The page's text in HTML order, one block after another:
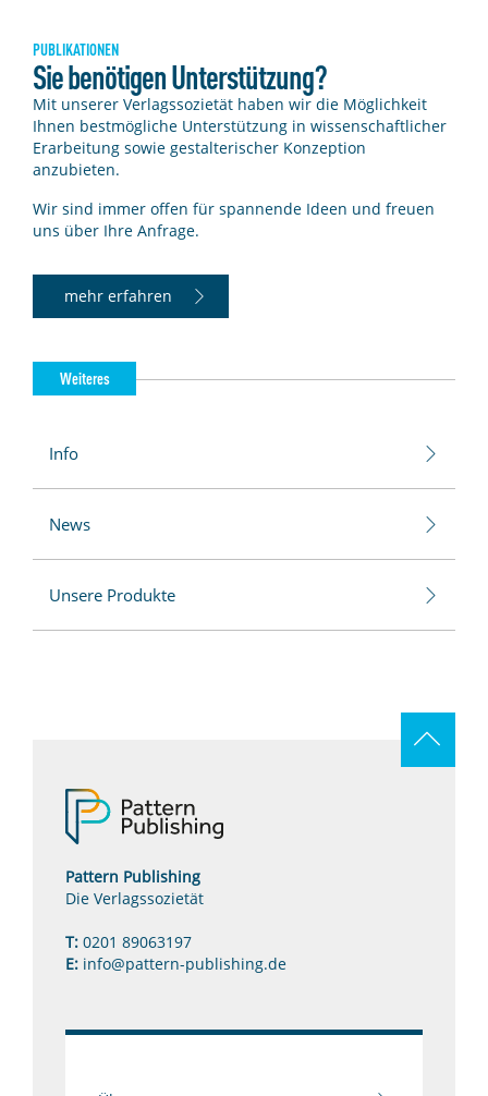
PUBLIKATIONEN
Sie benötigen Unterstützung?
Mit unserer Verlagssozietät haben wir die Möglichkeit
Ihnen bestmögliche Unterstützung in wissenschaftlicher
Erarbeitung sowie gestalterischer Konzeption
anzubieten.
Wir sind immer offen für spannende Ideen und freuen
uns über Ihre Anfrage.
mehr erfahren
Weiteres
Info
News
Unsere Produkte
Pattern Publishing
Die Verlagssozietät
T: 0201 89063197
E: info@pattern-publishing.de